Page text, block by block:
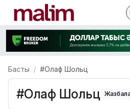
Басты #Олаф Шольц
#Олаф Шольц